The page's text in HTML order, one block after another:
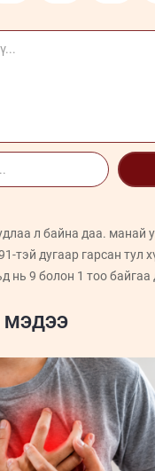
л байна даа. манай
тэй дугаар гарсан тул
нь 9 болон 1 тоо байгаа
МЭДЭЭ